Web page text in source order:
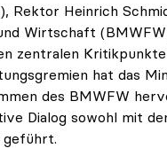
), Rektor Heinrich
Wirtschaft
zentralen
hat das
des BMWFW
Dialog sowohl mit
geführt.